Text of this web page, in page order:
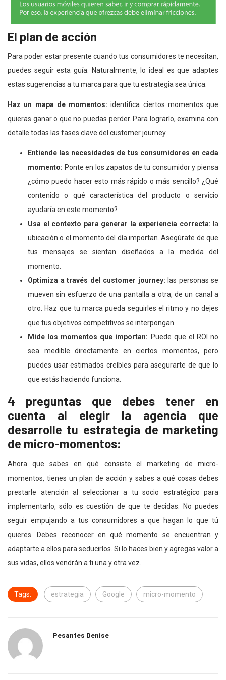
El plan de acción
Para poder estar presente cuando tus consumidores te necesitan,
puedes seguir esta guía. Naturalmente, lo ideal es que adaptes
estas sugerencias a tu marca para que tu estrategia sea única.
Haz un mapa de momentos: identifica ciertos momentos que
quieras ganar o que no puedas perder. Para lograrlo, examina con
detalle todas las fases clave del customer journey.
Entiende las necesidades de tus consumidores en cada
momento: Ponte en los zapatos de tu consumidor y piensa
¿cómo puedo hacer esto más rápido o más sencillo? ¿Qué
contenido o qué característica del producto o servicio
ayudaría en este momento?
Usa el contexto para generar la experiencia correcta: la
ubicación o el momento del día importan. Asegúrate de que
tus mensajes se sientan diseñados a la medida del
momento.
Optimiza a través del customer journey: las personas se
mueven sin esfuerzo de una pantalla a otra, de un canal a
otro. Haz que tu marca pueda seguirles el ritmo y no dejes
que tus objetivos competitivos se interpongan.
Mide los momentos que importan: Puede que el ROI no
sea medible directamente en ciertos momentos, pero
puedes usar estimados creíbles para asegurarte de que lo
que estás haciendo funciona.
4 preguntas que debes tener en
cuenta al elegir la agencia que
desarrolle tu estrategia de marketing
de micro-momentos:
Ahora que sabes en qué consiste el marketing de micro-
momentos, tienes un plan de acción y sabes a qué cosas debes
prestarle atención al seleccionar a tu socio estratégico para
implementarlo, sólo es cuestión de que te decidas. No puedes
seguir empujando a tus consumidores a que hagan lo que tú
quieres. Debes reconocer en qué momento se encuentran y
adaptarte a ellos para seducirlos. Si lo haces bien y agregas valor a
sus vidas, ellos vendrán a ti una y otra vez.
Tags: estrategia Google micro-momento
Pesantes Denise